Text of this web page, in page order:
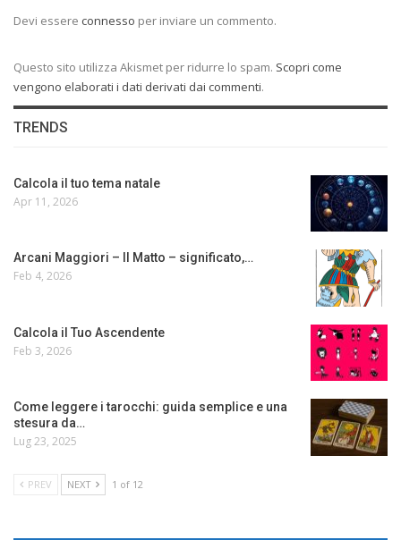
Devi essere connesso per inviare un commento.
Questo sito utilizza Akismet per ridurre lo spam. Scopri come
vengono elaborati i dati derivati dai commenti.
TRENDS
Calcola il tuo tema natale
Apr 11, 2026
Arcani Maggiori – Il Matto – significato,…
Feb 4, 2026
Calcola il Tuo Ascendente
Feb 3, 2026
Come leggere i tarocchi: guida semplice e una
stesura da…
Lug 23, 2025
PREV NEXT 1 of 12